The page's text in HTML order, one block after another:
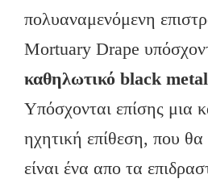
πολυαναμενόμενη
Mortuary Drape
καθηλωτικό black
Υπόσχονται επίσης μια
ηχητική επίθεση, που θα
είναι ένα απο τα